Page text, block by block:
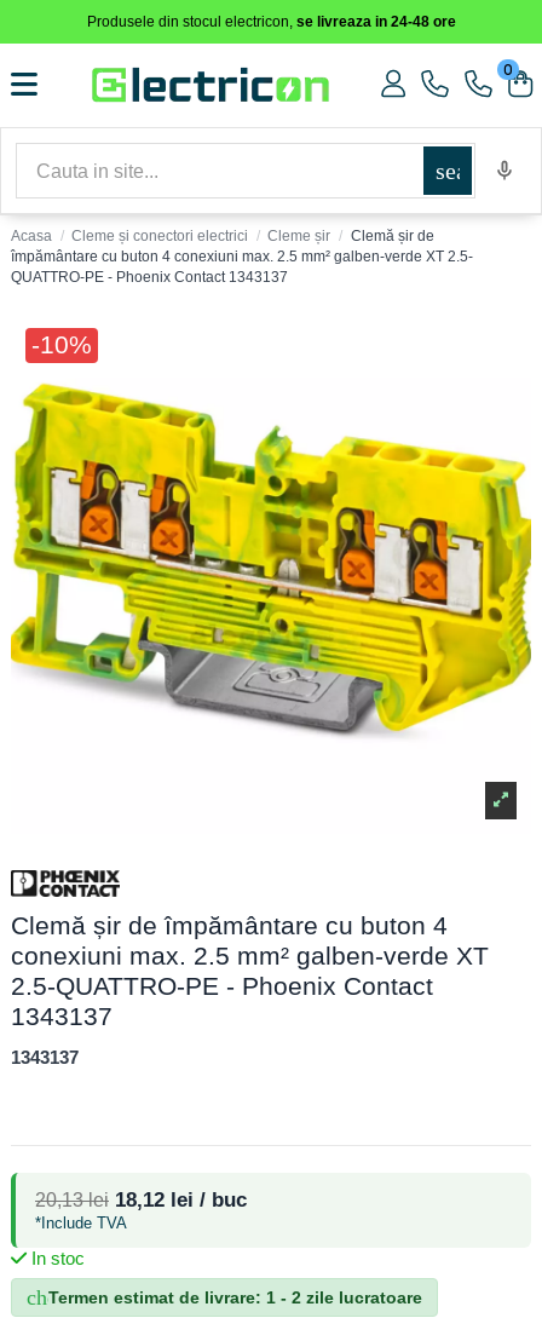
Produsele din stocul electricon, se livreaza in 24-48 ore
0
search
Acasa Cleme și conectori electrici Cleme șir
Clemă șir de
împământare cu buton 4 conexiuni max. 2.5 mm² galben-verde XT 2.5-
QUATTRO-PE - Phoenix Contact 1343137
-10%
Clemă șir de împământare cu buton 4
conexiuni max. 2.5 mm² galben-verde XT
2.5-QUATTRO-PE - Phoenix Contact
1343137
1343137
20,13 lei 18,12 lei / buc
*Include TVA
In stoc
check_circle
Termen estimat de livrare: 1 - 2 zile lucratoare